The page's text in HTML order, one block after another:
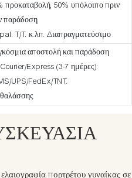
προκαταβολή, 50% υπόλοιπο πριν
παράδοση.
T/T. κ.λπ. Διαπραγματεύσιμο
αποστολή και παράδοση
Express (3-7 ημέρες):
UPS/FedEx/TNT.